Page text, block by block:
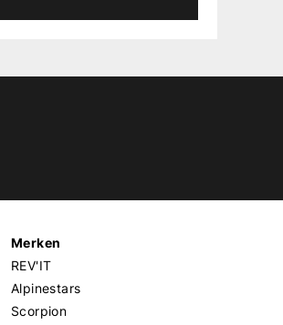
Merken
REV'IT
Alpinestars
Scorpion